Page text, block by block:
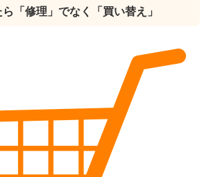
「修理」でなく「買い替え」